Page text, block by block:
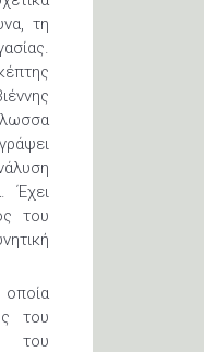
τη
Έχει
του
οποία
του
του